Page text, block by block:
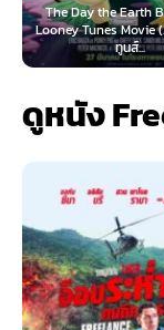
Earth Blew Up A
Movie (2024) ลูนี่ย์
ทูนส์...
ดูหนัง